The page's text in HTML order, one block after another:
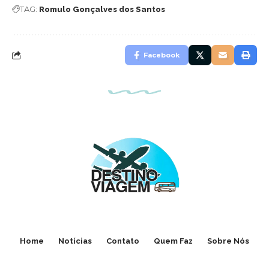
TAG: Romulo Gonçalves dos Santos
Facebook
Home Notícias Contato Quem Faz Sobre Nós